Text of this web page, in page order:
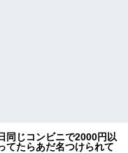
同じコンビニで2000円以
てたらあだ名つけられて